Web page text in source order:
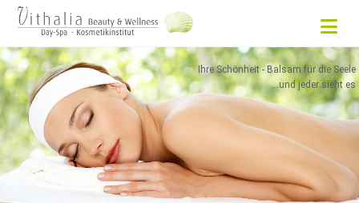
Ihre Schönheit - Balsam für die Seele
...und jeder sieht es